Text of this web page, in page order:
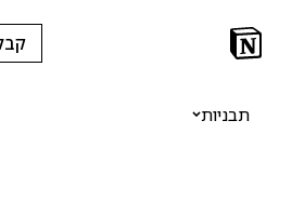
קבלת Notion בחינם
תבניות